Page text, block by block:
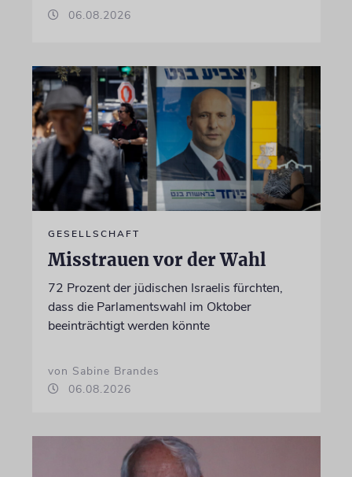
06.08.2026
GESELLSCHAFT
Misstrauen vor der Wahl
72 Prozent der jüdischen Israelis fürchten,
dass die Parlamentswahl im Oktober
beeinträchtigt werden könnte
von Sabine Brandes
06.08.2026